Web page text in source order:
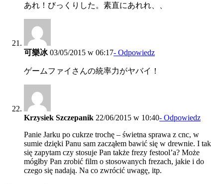
あれ！びっくりした。素直にあれれ、、
可樂冰03/05/2015 w 06:17- Odpowiedz
ゲームファイさんの統率力がヤバイ！
Krzysiek Szczepanik 22/06/2015 w 10:40- Odpowiedz
Panie Jarku po cukrze trochę – świetna sprawa z cnc, w
sumie dzięki Panu sam zacząłem bawić się w drewnie. I tak
się zapytam czy stosuje Pan także frezy festool’a? Może
mógłby Pan zrobić film o stosowanych frezach, jakie i do
czego się nadają. Na co zwrócić uwagę, itp.